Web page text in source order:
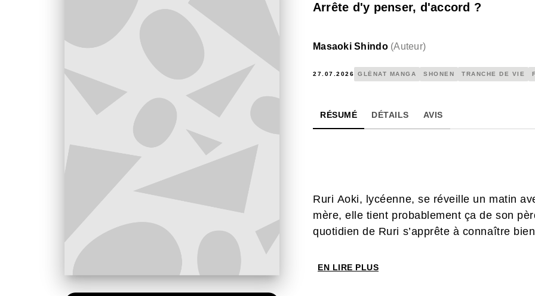
Arrête d'y penser, d'accord ?
Masaoki Shindo (Auteur)
27.07.2026 GLÉNAT MANGA SHONEN TRANCHE DE VIE
RÉSUMÉ DÉTAILS AVIS
Ruri Aoki, lycéenne, se réveille un matin
mère, elle tient probablement ça de son
quotidien de Ruri s’apprête à connaître
EN LIRE PLUS